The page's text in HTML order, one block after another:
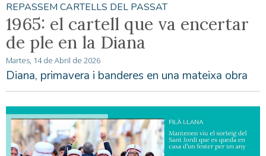
REPASSEM CARTELLS DEL PASSAT
1965: el cartell que va encertar
de ple en la Diana
Martes, 14 de Abril de 2026
Diana, primavera i banderes en una mateixa obra